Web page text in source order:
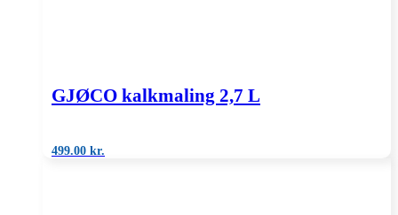
GJØCO kalkmaling 2,7 L
499.00 kr.